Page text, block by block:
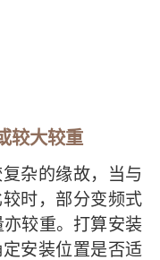
较大较重
杂的缘故，当与
时，部分变频式
较重。打算安装
安装位置是否适